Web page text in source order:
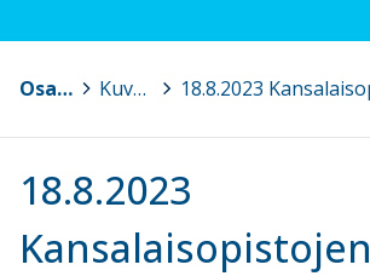
Osaava Satakunta > Kuvagalleria >
18.8.2023
Kansalaisopistojen